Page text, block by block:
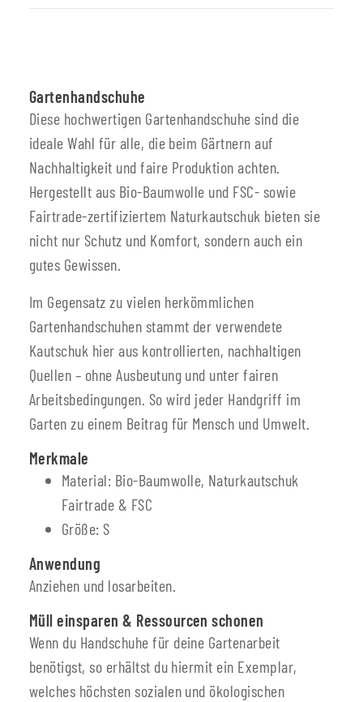
Gartenhandschuhe
Diese hochwertigen Gartenhandschuhe sind die
ideale Wahl für alle, die beim Gärtnern auf
Nachhaltigkeit und faire Produktion achten.
Hergestellt aus Bio-Baumwolle und FSC- sowie
Fairtrade-zertifiziertem Naturkautschuk bieten sie
nicht nur Schutz und Komfort, sondern auch ein
gutes Gewissen.
Im Gegensatz zu vielen herkömmlichen
Gartenhandschuhen stammt der verwendete
Kautschuk hier aus kontrollierten, nachhaltigen
Quellen – ohne Ausbeutung und unter fairen
Arbeitsbedingungen. So wird jeder Handgriff im
Garten zu einem Beitrag für Mensch und Umwelt.
Merkmale
Material: Bio-Baumwolle, Naturkautschuk
Fairtrade & FSC
Größe: S
Anwendung
Anziehen und losarbeiten.
Müll einsparen & Ressourcen schonen
Wenn du Handschuhe für deine Gartenarbeit
benötigst, so erhältst du hiermit ein Exemplar,
welches höchsten sozialen und ökologischen